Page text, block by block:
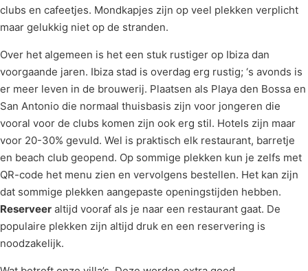
clubs en cafeetjes. Mondkapjes zijn op veel plekken verplicht
maar gelukkig niet op de stranden.
Over het algemeen is het een stuk rustiger op Ibiza dan
voorgaande jaren. Ibiza stad is overdag erg rustig; ‘s avonds is
er meer leven in de brouwerij. Plaatsen als Playa den Bossa en
San Antonio die normaal thuisbasis zijn voor jongeren die
vooral voor de clubs komen zijn ook erg stil. Hotels zijn maar
voor 20-30% gevuld. Wel is praktisch elk restaurant, barretje
en beach club geopend. Op sommige plekken kun je zelfs met
QR-code het menu zien en vervolgens bestellen. Het kan zijn
dat sommige plekken aangepaste openingstijden hebben.
Reserveer altijd vooraf als je naar een restaurant gaat. De
populaire plekken zijn altijd druk en een reservering is
noodzakelijk.